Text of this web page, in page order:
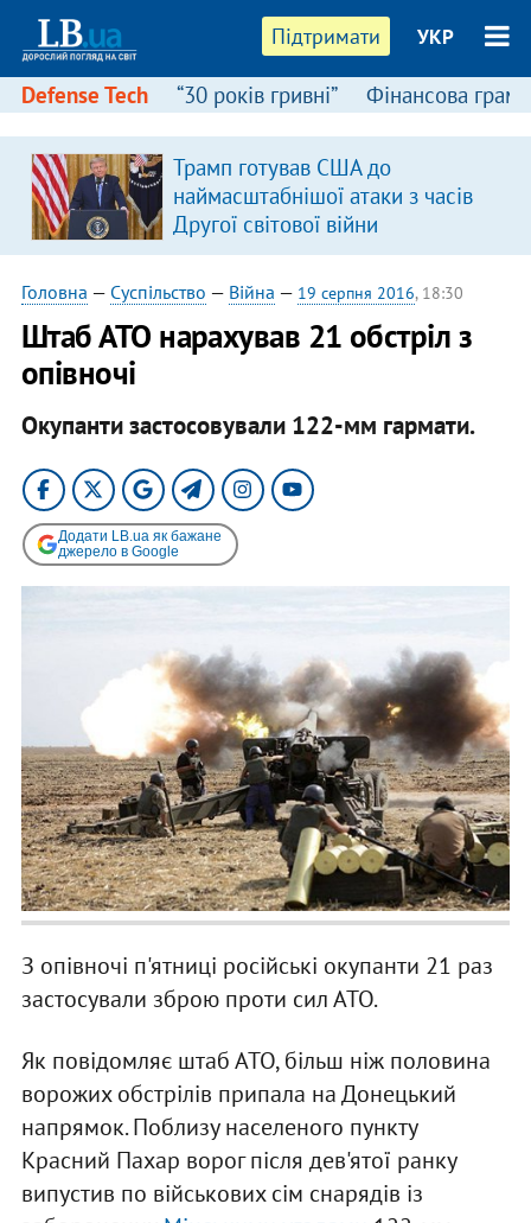
Підтримати УКР
Defense Tech “30 років гривні” Фінансова
Трамп готував США до
наймасштабнішої атаки з часів
Другої світової війни
Головна — Суспільство — Війна — 19 серпня 2016, 18:30
Штаб АТО нарахував 21 обстріл з
опівночі
Окупанти застосовували 122-мм гармати.
Додати LB.ua як бажане
джерело в Google
З опівночі п'ятниці російські окупанти 21 раз
застосували зброю проти сил АТО.
Як повідомляє штаб АТО, більш ніж половина
ворожих обстрілів припала на Донецький
напрямок. Поблизу населеного пункту
Красний Пахар ворог після дев'ятої ранку
випустив по військових сім снарядів із